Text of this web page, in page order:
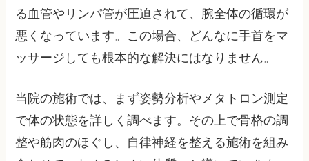
る血管やリンパ管が圧迫されて、腕全体の循環が
悪くなっています。この場合、どんなに手首をマ
ッサージしても根本的な解決にはなりません。
当院の施術では、まず姿勢分析やメタトロン測定
で体の状態を詳しく調べます。その上で骨格の調
整や筋肉のほぐし、自律神経を整える施術を組み